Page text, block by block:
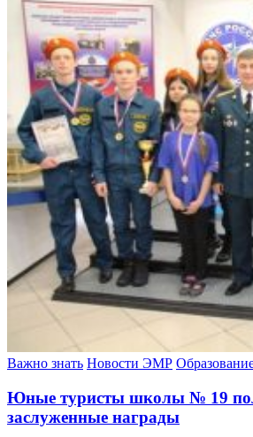
Важно знать Новости ЭМР
Юные туристы школы № 19
заслуженные награды